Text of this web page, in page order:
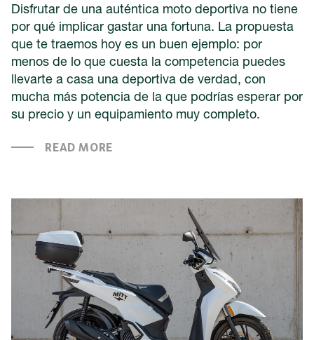
Disfrutar de una auténtica moto deportiva no tiene
por qué implicar gastar una fortuna. La propuesta
que te traemos hoy es un buen ejemplo: por
menos de lo que cuesta la competencia puedes
llevarte a casa una deportiva de verdad, con
mucha más potencia de la que podrías esperar por
su precio y un equipamiento muy completo.
READ MORE